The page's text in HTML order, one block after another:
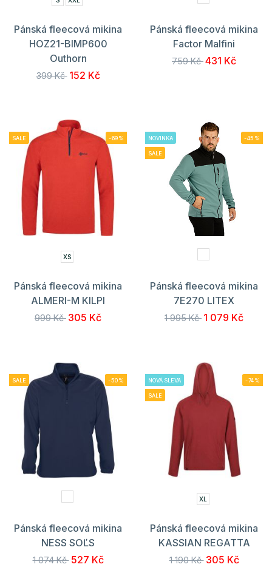
Pánská fleecová mikina
HOZ21-BIMP600
Outhorn
399 Kč 152 Kč
Pánská fleecová mikina
Factor Malfini
759 Kč431 Kč
SALE -69%
XS
Pánská fleecová mikina
ALMERI-M KILPI
999 Kč 305 Kč
NOVINKA
SALE
-45%
Pánská fleecová mikina
7E270 LITEX
1 995 Kč 1 079 Kč
SALE -50%
Pánská fleecová mikina
NESS SOĽS
1 074 Kč 527 Kč
NOVÁ SLEVA
SALE
-74%
XL
Pánská fleecová mikina
KASSIAN REGATTA
1 190 Kč 305 Kč